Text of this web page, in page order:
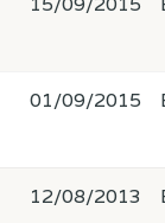
01/09/2015
12/08/2013